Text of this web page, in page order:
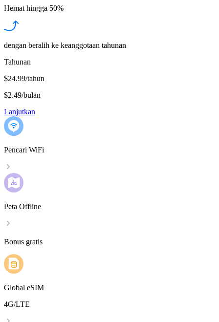
Hemat hingga 50%
dengan beralih ke keanggotaan tahunan
Tahunan
$24.99/tahun
$2.49/bulan
Lanjutkan
Pencari WiFi
Peta Offline
Bonus gratis
Global eSIM
4G/LTE